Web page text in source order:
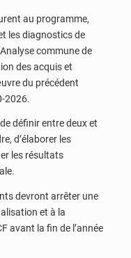
au programme,
les diagnostics de
commune de
des acquis et
du précédent
2026.
définir entre deux et
d’élaborer les
les résultats
devront arrêter une
et à la
avant la fin de l’année